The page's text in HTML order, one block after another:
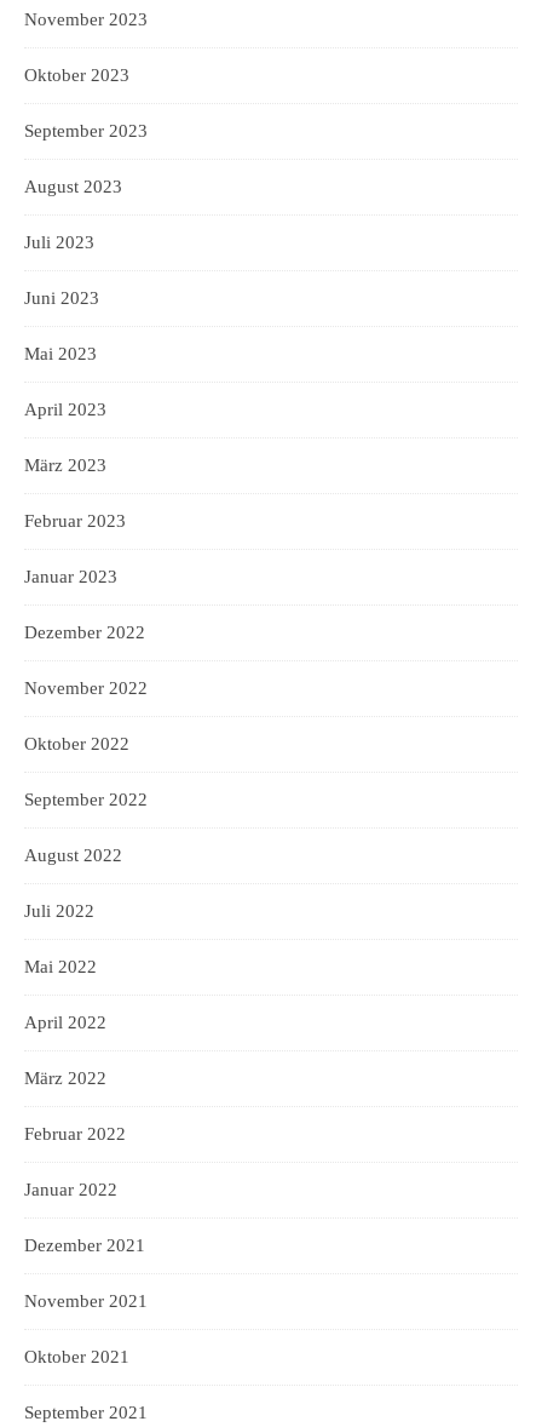
November 2023
Oktober 2023
September 2023
August 2023
Juli 2023
Juni 2023
Mai 2023
April 2023
März 2023
Februar 2023
Januar 2023
Dezember 2022
November 2022
Oktober 2022
September 2022
August 2022
Juli 2022
Mai 2022
April 2022
März 2022
Februar 2022
Januar 2022
Dezember 2021
November 2021
Oktober 2021
September 2021